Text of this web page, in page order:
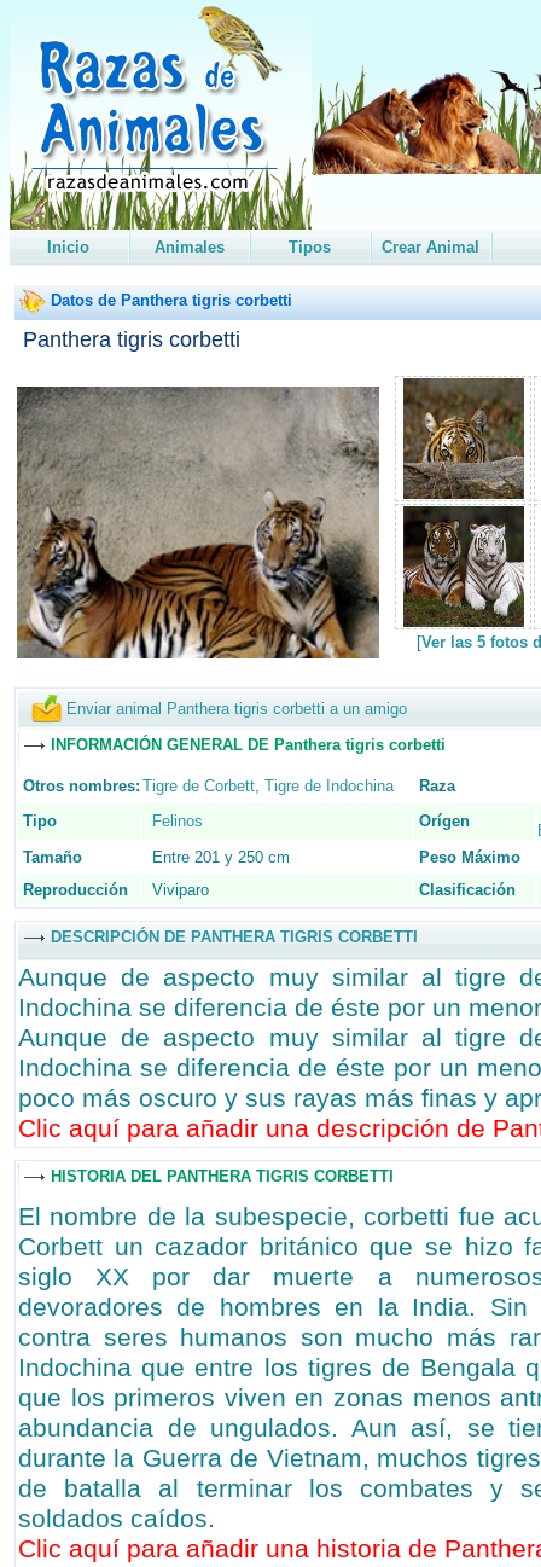
Inicio Animales Tipos Crear Animal
Datos de Panthera tigris corbetti
Panthera tigris corbetti
[Ver las 5 fotos
Enviar animal Panthera tigris corbetti a un amigo
INFORMACIÓN GENERAL DE Panthera tigris corbetti
Otros nombres: Tigre de Corbett, Tigre de Indochina
Raza
Tipo
Felinos Orígen
Tamaño
Entre 201 y 250 cm Peso Máximo
Reproducción
Viviparo Clasificación
DESCRIPCIÓN DE PANTHERA TIGRIS CORBETTI
Aunque de aspecto muy similar al tigre
Indochina se diferencia de éste por un
Aunque de aspecto muy similar al tigre
Indochina se diferencia de éste por un
poco más oscuro y sus rayas más finas y
Clic aquí para añadir una descripción de
HISTORIA DEL PANTHERA TIGRIS CORBETTI
El nombre de la subespecie, corbetti fue
Corbett un cazador británico que se hizo
siglo XX por dar muerte a
devoradores de hombres en la India. Sin
contra seres humanos son mucho más
Indochina que entre los tigres de Bengala
que los primeros viven en zonas menos
abundancia de ungulados. Aun así, se
durante la Guerra de Vietnam, muchos
de batalla al terminar los combates y
soldados caídos.
Clic aquí para añadir una historia de